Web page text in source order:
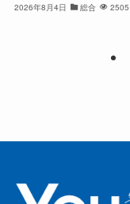
2026年8月4日 総合 2505